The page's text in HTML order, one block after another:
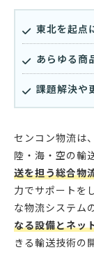
東北を起点
あらゆる商
課題解決や
センコン物流は
陸・海・空の輸
送を担う総合物
力でサポートを
な物流システム
なる設備とネッ
きる輸送技術の